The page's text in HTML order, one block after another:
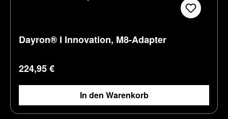
Dayron® I Innovation, M8-Adapter
Regulärer Preis:
224,95 €
In den Warenkorb